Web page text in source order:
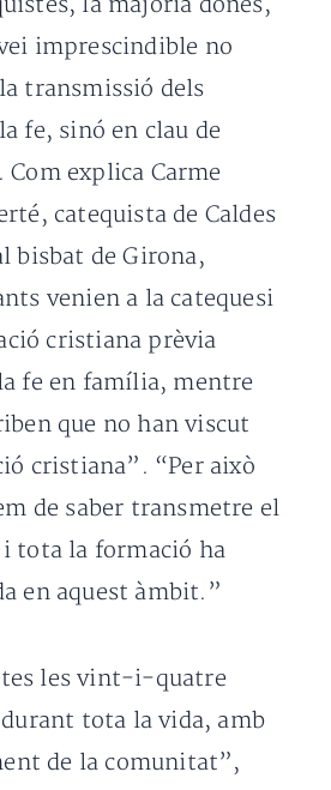
imprescindible no
transmissió dels
fe, sinó en clau de
Com explica Carme
catequista de Caldes
bisbat de Girona,
venien a la catequesi
cristiana prèvia
fe en família, mentre
que no han viscut
cristiana”. “Per això
de saber transmetre el
tota la formació ha
en aquest àmbit.”
les vint-i-quatre
tota la vida, amb
de la comunitat”,